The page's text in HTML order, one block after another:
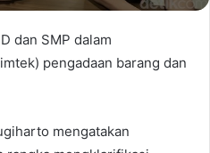
dan SMP dalam
pengadaan barang dan
mengatakan